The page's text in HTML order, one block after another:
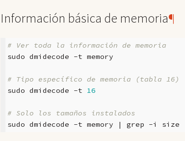
Información básica de memoria¶
# Ver toda la información de memoria
sudo dmidecode -t memory
# Tipo específico de memoria (tabla 16)
sudo dmidecode -t 16
# Solo los tamaños instalados
sudo dmidecode -t memory | grep -i